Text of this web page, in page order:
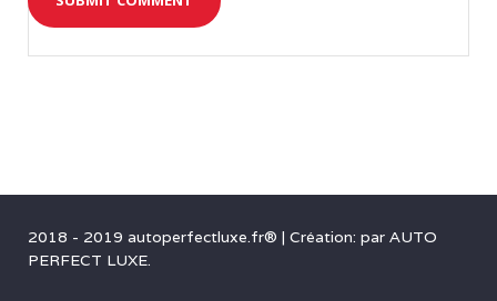
2018 - 2019 autoperfectluxe.fr® | Création: par AUTO
PERFECT LUXE